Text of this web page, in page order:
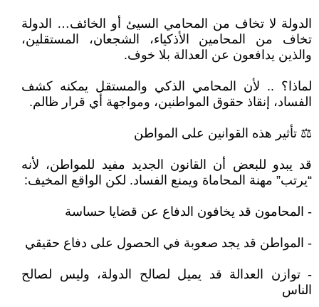
الدولة لا تخاف من المحامي السيئ أو الخائف… الدولة
تخاف من المحامين الأذكياء، الشجعان، المستقلين،
والذين يدافعون عن العدالة بلا خوف.
لماذا؟ .. لأن المحامي الذكي والمستقل يمكنه كشف
الفساد، إنقاذ حقوق المواطنين، ومواجهة أي قرار ظالم.
⚖️ تأثير هذه القوانين على المواطن
قد يبدو للبعض أن القانون الجديد مفيد للمواطن، لأنه
“يرتب” مهنة المحاماة ويمنع الفساد. لكن الواقع المخيف:
- المحامون قد يخافون الدفاع عن قضايا حساسة
- المواطن قد يجد صعوبة في الحصول على دفاع حقيقي
- توازن العدالة قد يميل لصالح الدولة، وليس لصالح
الناس